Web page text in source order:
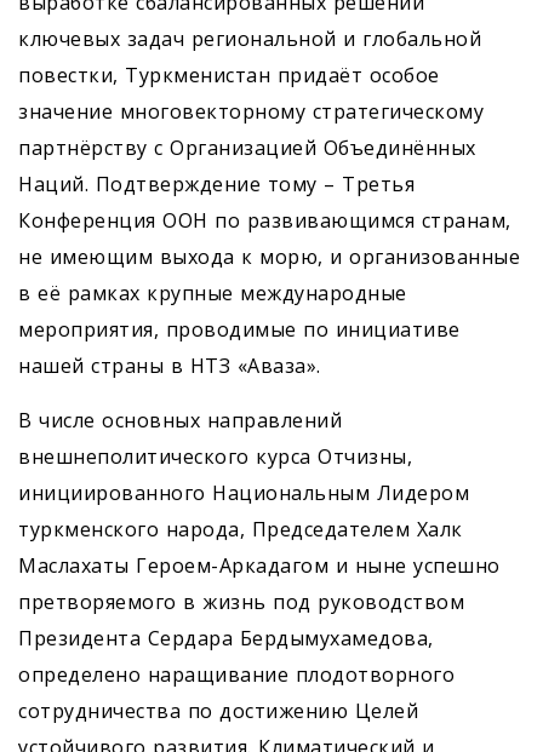
ключевых задач региональной и глобальной
повестки, Туркменистан придаёт особое
значение многовекторному стратегическому
партнёрству с Организацией Объединённых
Наций. Подтверждение тому – Третья
Конференция ООН по развивающимся странам,
не имеющим выхода к морю, и организованные
в её рамках крупные международные
мероприятия, проводимые по инициативе
нашей страны в НТЗ «Аваза».
В числе основных направлений
внешнеполитического курса Отчизны,
инициированного Национальным Лидером
туркменского народа, Председателем Халк
Маслахаты Героем-Аркадагом и ныне успешно
претворяемого в жизнь под руководством
Президента Сердара Бердымухамедова,
определено наращивание плодотворного
сотрудничества по достижению Целей